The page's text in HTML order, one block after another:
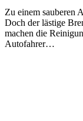
Zu einem sauberen
Doch der lästige
machen die
Autofahrer…